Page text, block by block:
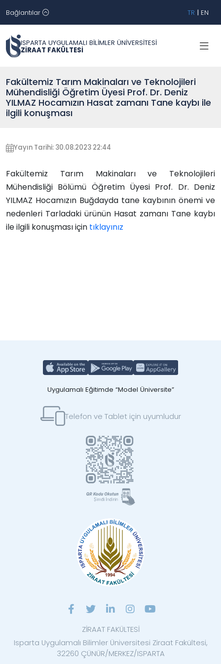
Bağlantılar TR | EN
ISPARTA UYGULAMALI BİLİMLER ÜNİVERSİTESİ
ZİRAAT FAKÜLTESİ
Fakültemiz Tarım Makinaları ve Teknolojileri
Mühendisliği Öğretim Üyesi Prof. Dr. Deniz
YILMAZ Hocamızın Hasat zamanı Tane kaybı ile
ilgili konuşması
Yayın Tarihi: 30.08.2023 22:44
Fakültemiz Tarım Makinaları ve Teknolojileri
Mühendisliği Bölümü Öğretim Üyesi Prof. Dr. Deniz
YILMAZ Hocamızın Buğdayda tane kaybının önemi ve
nedenleri Tarladaki ürünün Hasat zamanı Tane kaybı
ile ilgili konuşması için tıklayınız
Uygulamalı Eğitimde “Model Üniversite”
Telefon ve Tablet için uyumludur
ZİRAAT FAKÜLTESİ
Isparta Uygulamalı Bilimler Üniversitesi Ziraat Fakültesi,
32260 ÇÜNÜR/MERKEZ/ISPARTA